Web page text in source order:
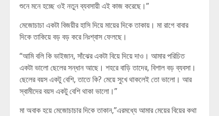
শুনে মনে হচ্ছে ওই নতুন ব্যবসায়ী এই কাজ করেছে।”
মেজোচাচা একটা বিজয়ীর হাসি দিয়ে মায়ের দিকে তাকায়। মা রাগে বাবার
দিকে তাকিয়ে বড় বড় করে নিঃশ্বাস ফেলছে।
“আমি বলি কি ভাইজান, সাঁঝের একটা বিয়ে দিয়ে দাও। আমার পরিচিত
একটা ভালো ছেলের সন্ধান আছে। শহরে বাড়ি তাদের, বিশাল বড় ব্যবসা।
ছেলের বয়স একটু বেশি, তাতে কি? মেয়ে সুখে থাকলেই তো ভালো। আর
স্বামীদের বয়স একটু বেশি থাকা ভালো।”
মা অবাক হয়ে মেজোচাচার দিকে তাকান,”এরমধ্যে আমার মেয়ের বিয়ের কথা